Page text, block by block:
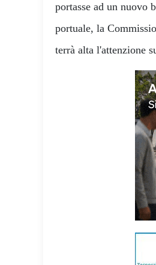
portasse ad un nuovo
portuale, la
terrà alta l'attenzione